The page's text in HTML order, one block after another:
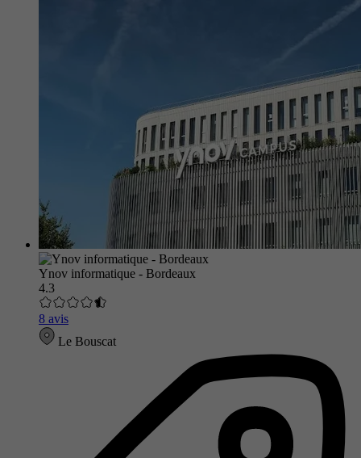
Ynov informatique - Bordeaux
4.3
8 avis
Le Bouscat